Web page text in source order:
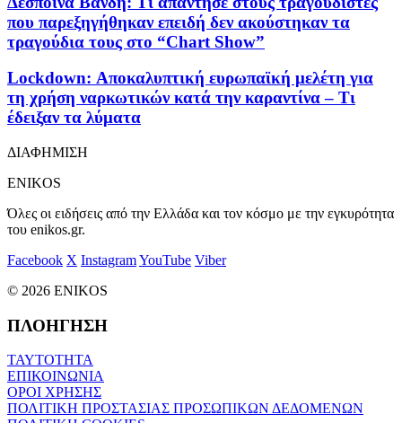
που παρεξηγήθηκαν επειδή δεν ακούστηκαν τα
τραγούδια τους στο “Chart Show”
Lockdown: Αποκαλυπτική ευρωπαϊκή μελέτη για
τη χρήση ναρκωτικών κατά την καραντίνα – Τι
έδειξαν τα λύματα
ΔΙΑΦΗΜΙΣΗ
ENIKOS
Όλες οι ειδήσεις από την Ελλάδα και τον κόσμο με την εγκυρότητα
του enikos.gr.
Facebook X InstagramYouTube Viber
© 2026 ENIKOS
ΠΛΟΗΓΗΣΗ
ΤΑΥΤΟΤΗΤΑ
ΕΠΙΚΟΙΝΩΝΙΑ
ΟΡΟΙ ΧΡΗΣΗΣ
ΠΟΛΙΤΙΚΗ ΠΡΟΣΤΑΣΙΑΣ ΠΡΟΣΩΠΙΚΩΝ ΔΕΔΟΜΕΝΩΝ